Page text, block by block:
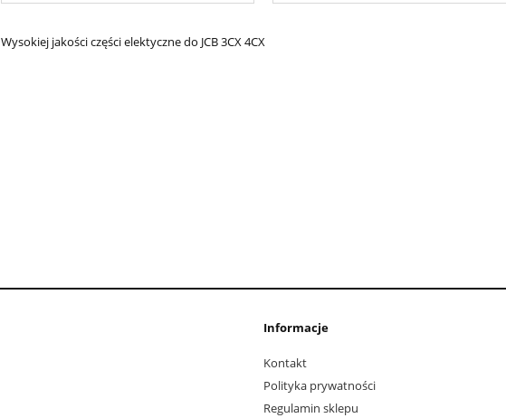
Wysokiej jakości części elektyczne do JCB 3CX 4CX
Informacje
Kontakt
Polityka prywatności
Regulamin sklepu